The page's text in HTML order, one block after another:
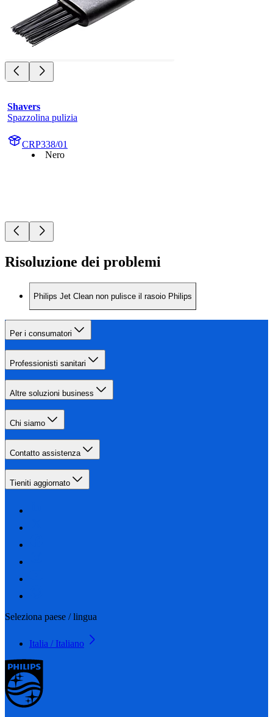
Shavers
Spazzolina pulizia
CRP338/01
Nero
Risoluzione dei problemi
Philips Jet Clean non pulisce il rasoio Philips
Per i consumatori
Professionisti sanitari
Altre soluzioni business
Chi siamo
Contatto assistenza
Tieniti aggiornato
Seleziona paese / lingua
Italia / Italiano